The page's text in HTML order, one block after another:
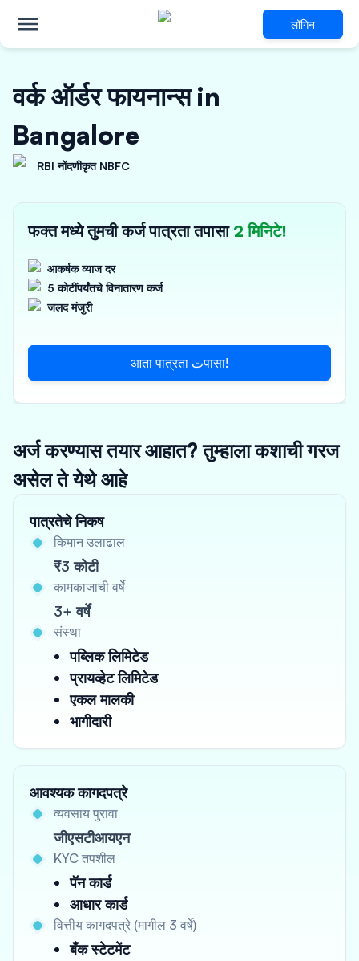
लॉगिन
वर्क ऑर्डर फायनान्स in
Bangalore
RBI नोंदणीकृत NBFC
फक्त मध्ये तुमची कर्ज पात्रता तपासा 2 मिनिटे!
आकर्षक व्याज दर
5 कोटींपर्यंतचे विनातारण कर्ज
जलद मंजुरी
आता पात्रता تपासा!
अर्ज करण्यास तयार आहात? तुम्हाला कशाची गरज
असेल ते येथे आहे
पात्रतेचे निकष
किमान उलाढाल
₹3 कोटी
कामकाजाची वर्षे
3+ वर्षे
संस्था
पब्लिक लिमिटेड
प्रायव्हेट लिमिटेड
एकल मालकी
भागीदारी
आवश्यक कागदपत्रे
व्यवसाय पुरावा
जीएसटीआयएन
KYC तपशील
पॅन कार्ड
आधार कार्ड
वित्तीय कागदपत्रे (मागील 3 वर्षे)
बँक स्टेटमेंट